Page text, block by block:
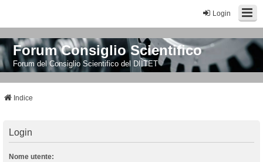
Login
Forum Consiglio Scientifico
Forum del Consiglio Scientifico del DIITET
Indice
Login
Nome utente: